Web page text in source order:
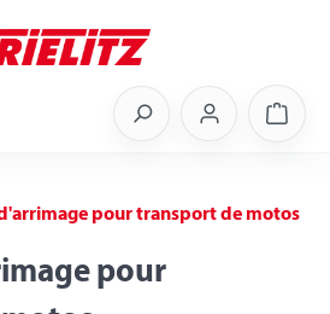
pour transport de motos
pour